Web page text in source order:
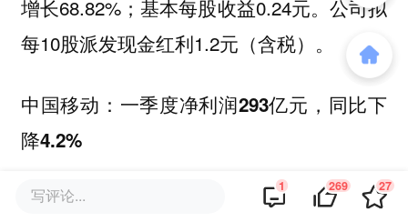
增长68.82%；基本每股收益0.24元。公司拟
每10股派发现金红利1.2元（含税）。
中国移动：一季度净利润293亿元，同比下
降4.2%
36氪获悉，中国移动披露一季报，公司2026
写评论... 1 269 27